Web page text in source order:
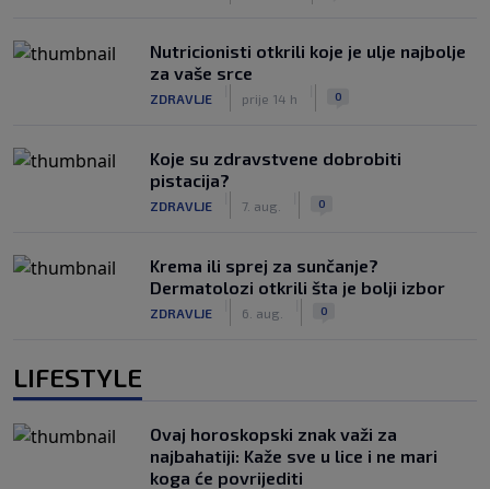
Nutricionisti otkrili koje je ulje najbolje
za vaše srce
ZDRAVLJE prije 14 h 0
Koje su zdravstvene dobrobiti
pistacija?
ZDRAVLJE 7. aug. 0
Krema ili sprej za sunčanje?
Dermatolozi otkrili šta je bolji izbor
ZDRAVLJE 6. aug. 0
LIFESTYLE
Ovaj horoskopski znak važi za
najbahatiji: Kaže sve u lice i ne mari
koga će povrijediti